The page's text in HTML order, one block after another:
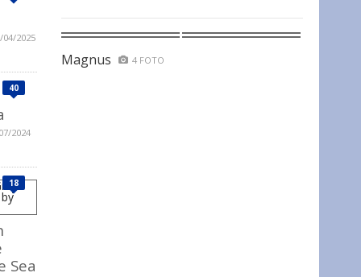
04/2025
40
2024
18
Sea
Magnus 4 FOTO